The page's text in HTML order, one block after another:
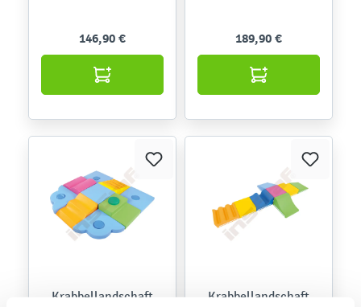
146,90 € 189,90 €
Krabbellandschaft
Krabbellandschaft